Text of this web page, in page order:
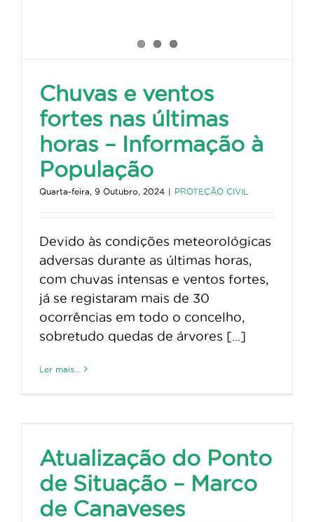
Chuvas e ventos
fortes nas últimas
horas – Informação à
População
Quarta-feira, 9 Outubro, 2024 | PROTEÇÃO CIVIL
Devido às condições meteorológicas
adversas durante as últimas horas,
com chuvas intensas e ventos fortes,
já se registaram mais de 30
ocorrências em todo o concelho,
sobretudo quedas de árvores [...]
Ler mais...
Atualização do Ponto
de Situação – Marco
de Canaveses